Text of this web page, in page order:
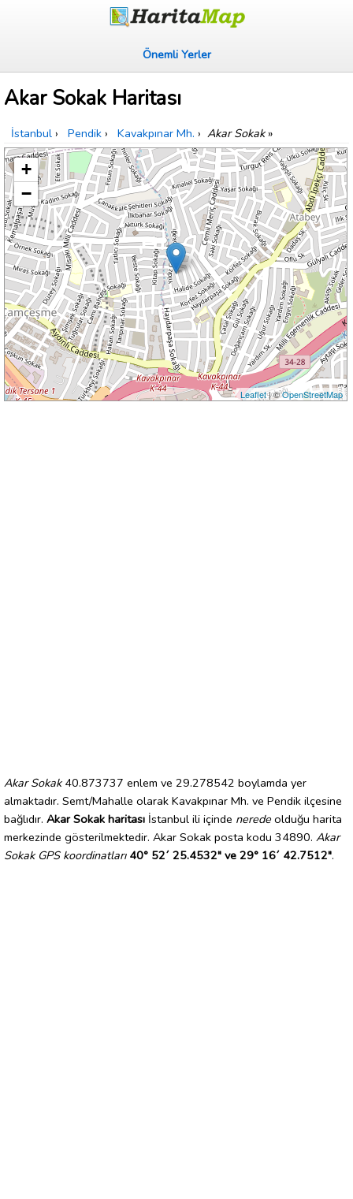
Önemli Yerler
Akar Sokak Haritası
İstanbul › Pendik › Kavakpınar Mh. › Akar Sokak»
+
−
Leaflet| ©OpenStreetMap
Akar Sokak40.873737 enlem ve 29.278542 boylamda yer
almaktadır. Semt/Mahalle olarak Kavakpınar Mh. ve Pendik ilçesine
bağlıdır. Akar Sokak haritası İstanbul ili içinde nerede olduğu harita
merkezinde gösterilmektedir. Akar Sokak posta kodu 34890. Akar
Sokak GPS koordinatları 40° 52´ 25.4532" ve 29° 16´ 42.7512".